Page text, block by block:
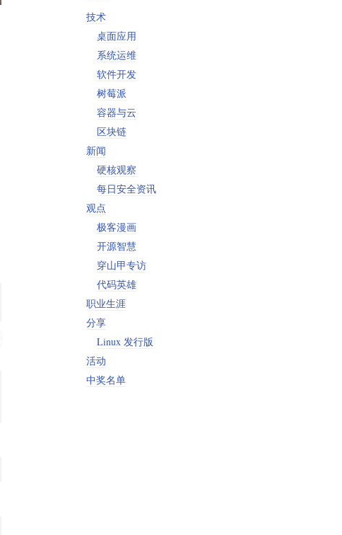
技术
桌面应用
系统运维
软件开发
树莓派
容器与云
区块链
新闻
硬核观察
每日安全资讯
观点
极客漫画
开源智慧
穿山甲专访
代码英雄
职业生涯
分享
Linux 发行版
活动
中奖名单